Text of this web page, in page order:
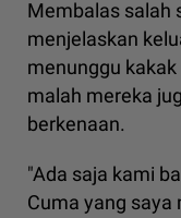
Membalas salah
menjelaskan
menunggu
malah mereka
berkenaan.
"Ada saja kami
Cuma yang saya